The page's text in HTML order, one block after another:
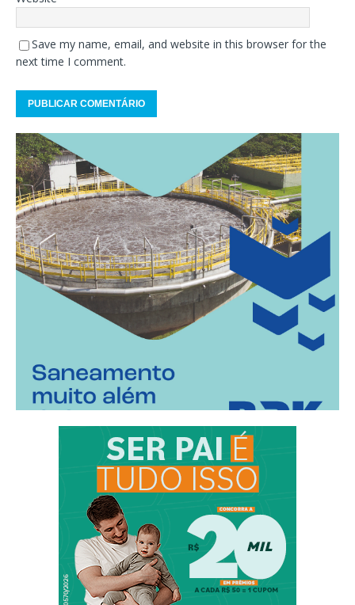
Save my name, email, and website in this browser for the
next time I comment.